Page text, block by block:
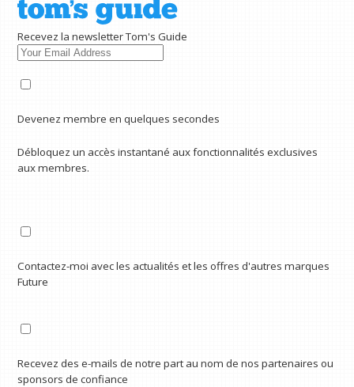
Recevez la newsletter Tom's Guide
Devenez membre en quelques secondes
Débloquez un accès instantané aux fonctionnalités exclusives
aux membres.
Contactez-moi avec les actualités et les offres d'autres marques
Future
Recevez des e-mails de notre part au nom de nos partenaires ou
sponsors de confiance